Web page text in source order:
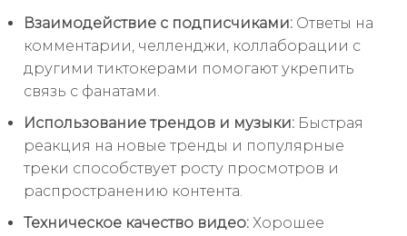
Взаимодействие с подписчиками: Ответы на
комментарии, челленджи, коллаборации с
другими тиктокерами помогают укрепить
связь с фанатами.
Использование трендов и музыки: Быстрая
реакция на новые тренды и популярные
треки способствует росту просмотров и
распространению контента.
Техническое качество видео: Хорошее